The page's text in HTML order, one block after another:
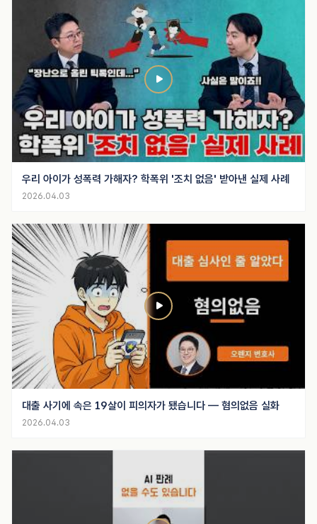
우리 아이가 성폭력 가해자? 학폭위 '조치 없음' 받아낸 실제 사례
2026.04.03
대출 사기에 속은 19살이 피의자가 됐습니다 — 혐의없음 실화
2026.04.03